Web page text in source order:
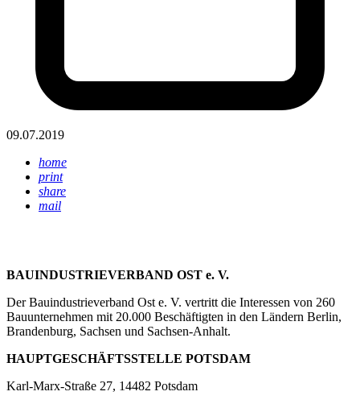
09.07.2019
home
print
share
mail
BAUINDUSTRIEVERBAND OST e. V.
Der Bauindustrieverband Ost e. V. vertritt die Interessen von 260
Bauunternehmen mit 20.000 Beschäftigten in den Ländern Berlin,
Brandenburg, Sachsen und Sachsen-Anhalt.
HAUPTGESCHÄFTSSTELLE POTSDAM
Karl-Marx-Straße 27, 14482 Potsdam